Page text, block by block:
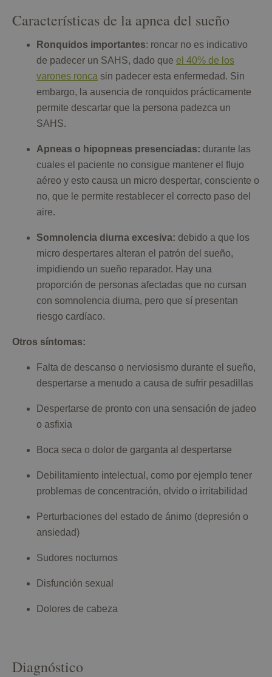
Características de la apnea del sueño
Ronquidos importantes: roncar no es indicativo
de padecer un SAHS, dado que el 40% de los
varones ronca sin padecer esta enfermedad. Sin
embargo, la ausencia de ronquidos prácticamente
permite descartar que la persona padezca un
SAHS.
Apneas o hipopneas presenciadas: durante las
cuales el paciente no consigue mantener el flujo
aéreo y esto causa un micro despertar, consciente o
no, que le permite restablecer el correcto paso del
aire.
Somnolencia diurna excesiva: debido a que los
micro despertares alteran el patrón del sueño,
impidiendo un sueño reparador. Hay una
proporción de personas afectadas que no cursan
con somnolencia diurna, pero que sí presentan
riesgo cardíaco.
Otros síntomas:
Falta de descanso o nerviosismo durante el sueño,
despertarse a menudo a causa de sufrir pesadillas
Despertarse de pronto con una sensación de jadeo
o asfixia
Boca seca o dolor de garganta al despertarse
Debilitamiento intelectual, como por ejemplo tener
problemas de concentración, olvido o irritabilidad
Perturbaciones del estado de ánimo (depresión o
ansiedad)
Sudores nocturnos
Disfunción sexual
Dolores de cabeza
Diagnóstico